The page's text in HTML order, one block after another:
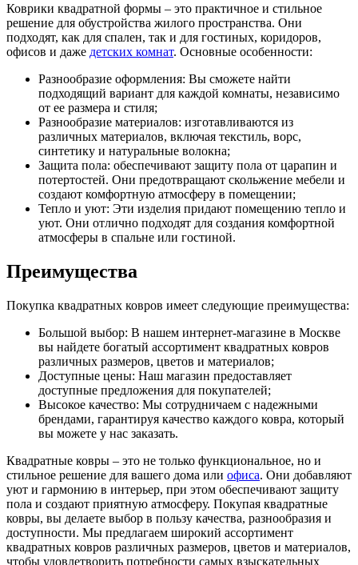
Коврики квадратной формы – это практичное и стильное
решение для обустройства жилого пространства. Они
подходят, как для спален, так и для гостиных, коридоров,
офисов и даже детских комнат. Основные особенности:
Разнообразие оформления: Вы сможете найти
подходящий вариант для каждой комнаты, независимо
от ее размера и стиля;
Разнообразие материалов: изготавливаются из
различных материалов, включая текстиль, ворс,
синтетику и натуральные волокна;
Защита пола: обеспечивают защиту пола от царапин и
потертостей. Они предотвращают скольжение мебели и
создают комфортную атмосферу в помещении;
Тепло и уют: Эти изделия придают помещению тепло и
уют. Они отлично подходят для создания комфортной
атмосферы в спальне или гостиной.
Преимущества
Покупка квадратных ковров имеет следующие преимущества:
Большой выбор: В нашем интернет-магазине в Москве
вы найдете богатый ассортимент квадратных ковров
различных размеров, цветов и материалов;
Доступные цены: Наш магазин предоставляет
доступные предложения для покупателей;
Высокое качество: Мы сотрудничаем с надежными
брендами, гарантируя качество каждого ковра, который
вы можете у нас заказать.
Квадратные ковры – это не только функциональное, но и
стильное решение для вашего дома или офиса. Они добавляют
уют и гармонию в интерьер, при этом обеспечивают защиту
пола и создают приятную атмосферу. Покупая квадратные
ковры, вы делаете выбор в пользу качества, разнообразия и
доступности. Мы предлагаем широкий ассортимент
квадратных ковров различных размеров, цветов и материалов,
чтобы удовлетворить потребности самых взыскательных